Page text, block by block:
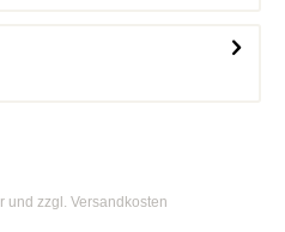
und zzgl. Versandkosten